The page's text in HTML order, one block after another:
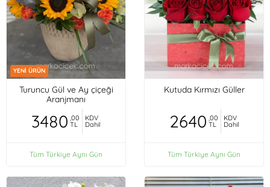
YENİ ÜRÜN
Turuncu Gül ve Ay çiçeği
Aranjmanı
3480 ,00
TL
KDV
Dahil
Tüm Türkiye Aynı Gün
Kutuda Kırmızı Güller
2640 ,00
TL
KDV
Dahil
Tüm Türkiye Aynı Gün